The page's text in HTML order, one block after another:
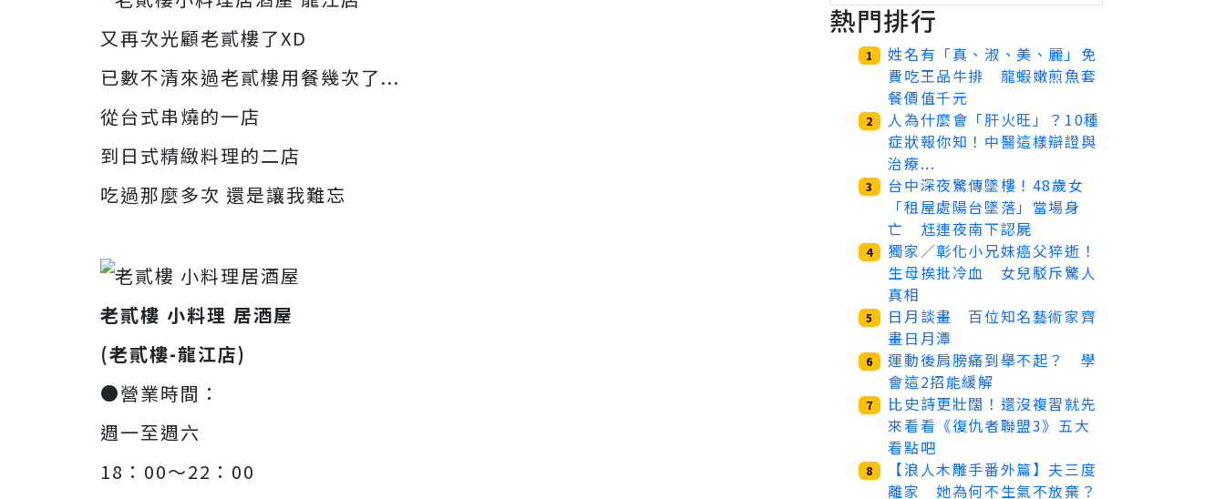
又再次光顧老貳樓了XD
已數不清來過老貳樓用餐幾次了...
從台式串燒的一店
到日式精緻料理的二店
吃過那麼多次 還是讓我難忘
老貳樓 小料理 居酒屋
(老貳樓-龍江店)
●營業時間：
週一至週六
18：00～22：00
熱門排行
1
姓名有「真、淑、美、麗」免
費吃王品牛排 龍蝦嫩煎魚套
餐價值千元
2
人為什麼會「肝火旺」？10種
症狀報你知！中醫這樣辯證與
治療...
3
台中深夜驚傳墜樓！48歲女
「租屋處陽台墜落」當場身
亡 尪連夜南下認屍
4
獨家／彰化小兄妹癌父猝逝！
生母挨批冷血 女兒駁斥驚人
真相
5
日月談畫 百位知名藝術家齊
畫日月潭
6
運動後肩膀痛到舉不起？ 學
會這2招能緩解
7
比史詩更壯闊！還沒複習就先
來看看《復仇者聯盟3》五大
看點吧
8
【浪人木雕手番外篇】夫三度
離家 她為何不生氣不放棄？